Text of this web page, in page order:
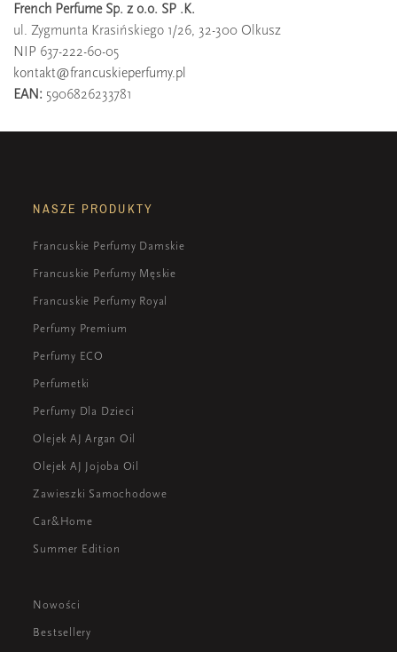
French Perfume Sp. z o.o. SP .K.
ul. Zygmunta Krasińskiego 1/26, 32-300 Olkusz
NIP 637-222-60-05
kontakt@francuskieperfumy.pl
EAN: 5906826233781
NASZE PRODUKTY
Francuskie Perfumy Damskie
Francuskie Perfumy Męskie
Francuskie Perfumy Royal
Perfumy Premium
Perfumy ECO
Perfumetki
Perfumy Dla Dzieci
Olejek AJ Argan Oil
Olejek AJ Jojoba Oil
Zawieszki Samochodowe
Car&Home
Summer Edition
Nowości
Bestsellery